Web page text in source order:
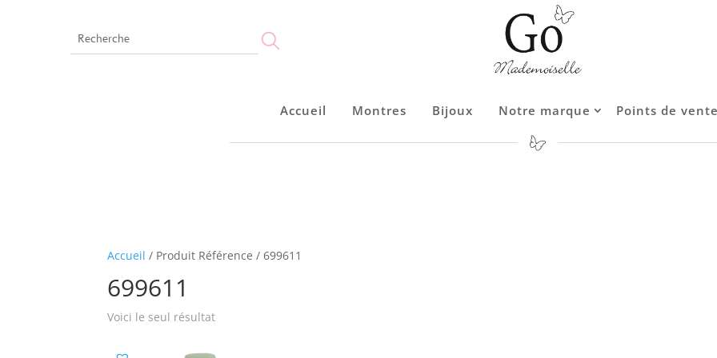
Accueil Montres Bijoux Notre marque Points de vente
Accueil Montres Bijoux Notre marque Points de vente
Accueil / Produit Référence / 699611
699611
Voici le seul résultat